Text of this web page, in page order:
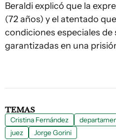
Beraldi explicó que la
(72 años) y el atentado
condiciones especiales
garantizadas en una
TEMAS
Cristina Fernández
juez
Jorge Gorini